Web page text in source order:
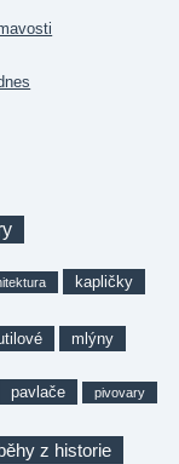
kapličky
mlýny
pavlače pivovary
z historie